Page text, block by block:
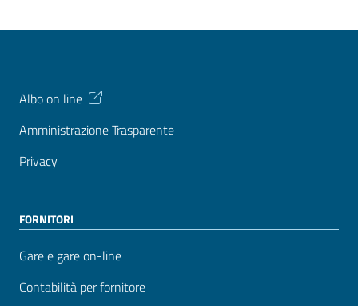
Albo on line
Amministrazione Trasparente
Privacy
FORNITORI
Gare e gare on-line
Contabilità per fornitore